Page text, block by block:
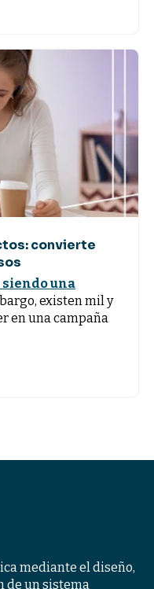
convierte
una
existen mil y
en una campaña
mediante el diseño,
de un sistema